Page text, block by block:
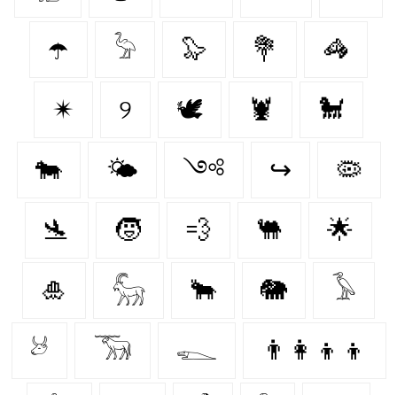
☂️ 𓅦 🦭 💐 🦓
✴ ୨ 🕊 🦞 🐩
🐄 🌤️ ༺ ↪ 🦠
🛬 🧒 💨 🐫 🌟
🎍 𓃵 🐂 🐘 𓅥
𓃾 𓃝 𓆍 👨‍👩‍👦‍👦